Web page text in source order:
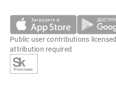
Public user contributions
attribution required